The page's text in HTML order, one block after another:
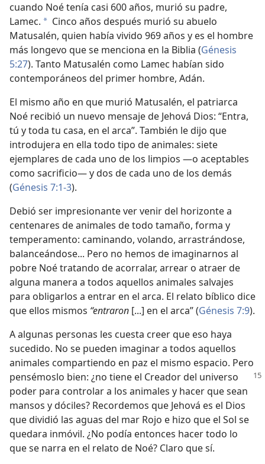
cuando Noé tenía casi 600 años, murió su padre,
Lamec. * Cinco años después murió su abuelo
Matusalén, quien había vivido 969 años y es el hombre
más longevo que se menciona en la Biblia (Génesis
5:27). Tanto Matusalén como Lamec habían sido
contemporáneos del primer hombre, Adán.
El mismo año en que murió Matusalén, el patriarca
Noé recibió un nuevo mensaje de Jehová Dios: “Entra,
tú y toda tu casa, en el arca”. También le dijo que
introdujera en ella todo tipo de animales: siete
ejemplares de cada uno de los limpios —o aceptables
como sacrificio⁠— y dos de cada uno de los demás
(Génesis 7:1-3).
Debió ser impresionante ver venir del horizonte a
centenares de animales de todo tamaño, forma y
temperamento: caminando, volando, arrastrándose,
balanceándose... Pero no hemos de imaginarnos al
pobre Noé tratando de acorralar, arrear o atraer de
alguna manera a todos aquellos animales salvajes
para obligarlos a entrar en el arca. El relato bíblico dice
que ellos mismos “entraron [...] en el arca” (Génesis 7:9).
A algunas personas les cuesta creer que eso haya
sucedido. No se pueden imaginar a todos aquellos
animales compartiendo en paz el mismo espacio. Pero
pensémoslo bien: ¿no tiene el Creadordel universo
poder para controlar a los animales y hacer que sean
mansos y dóciles? Recordemos que Jehová es el Dios
que dividió las aguas del mar Rojo e hizo que el Sol se
quedara inmóvil. ¿No podía entonces hacer todo lo
que se narra en el relato de Noé? Claro que sí.